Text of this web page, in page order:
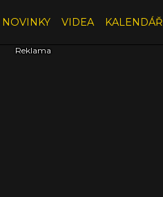
NOVINKY VIDEA KALENDÁŘ